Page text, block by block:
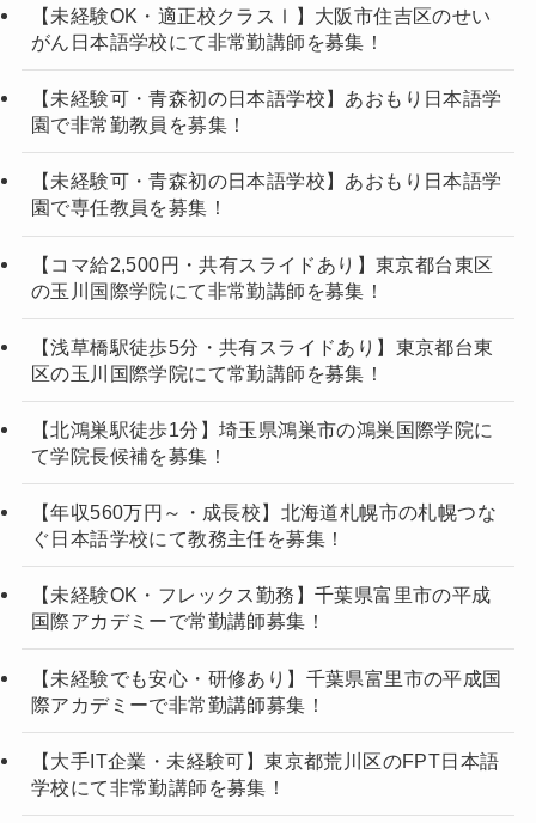
【未経験OK・適正校クラスⅠ】大阪市住吉区のせい
がん日本語学校にて非常勤講師を募集！
【未経験可・青森初の日本語学校】あおもり日本語学
園で非常勤教員を募集！
【未経験可・青森初の日本語学校】あおもり日本語学
園で専任教員を募集！
【コマ給2,500円・共有スライドあり】東京都台東区
の玉川国際学院にて非常勤講師を募集！
【浅草橋駅徒歩5分・共有スライドあり】東京都台東
区の玉川国際学院にて常勤講師を募集！
【北鴻巣駅徒歩1分】埼玉県鴻巣市の鴻巣国際学院に
て学院長候補を募集！
【年収560万円～・成長校】北海道札幌市の札幌つな
ぐ日本語学校にて教務主任を募集！
【未経験OK・フレックス勤務】千葉県富里市の平成
国際アカデミーで常勤講師募集！
【未経験でも安心・研修あり】千葉県富里市の平成国
際アカデミーで非常勤講師募集！
【大手IT企業・未経験可】東京都荒川区のFPT日本語
学校にて非常勤講師を募集！